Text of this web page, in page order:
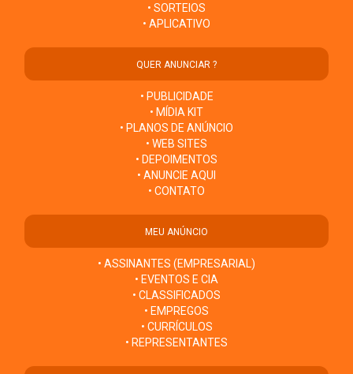
• SORTEIOS
• APLICATIVO
QUER ANUNCIAR ?
• PUBLICIDADE
• MÍDIA KIT
• PLANOS DE ANÚNCIO
• WEB SITES
• DEPOIMENTOS
• ANUNCIE AQUI
• CONTATO
MEU ANÚNCIO
• ASSINANTES (EMPRESARIAL)
• EVENTOS E CIA
• CLASSIFICADOS
• EMPREGOS
• CURRÍCULOS
• REPRESENTANTES